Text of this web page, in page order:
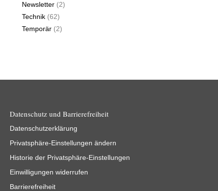
Newsletter (2)
Technik (62)
Temporär (2)
Datenschutz und Barrierefreiheit
Datenschutzerklärung
Privatsphäre-Einstellungen ändern
Historie der Privatsphäre-Einstellungen
Einwilligungen widerrufen
Barrierefreiheit